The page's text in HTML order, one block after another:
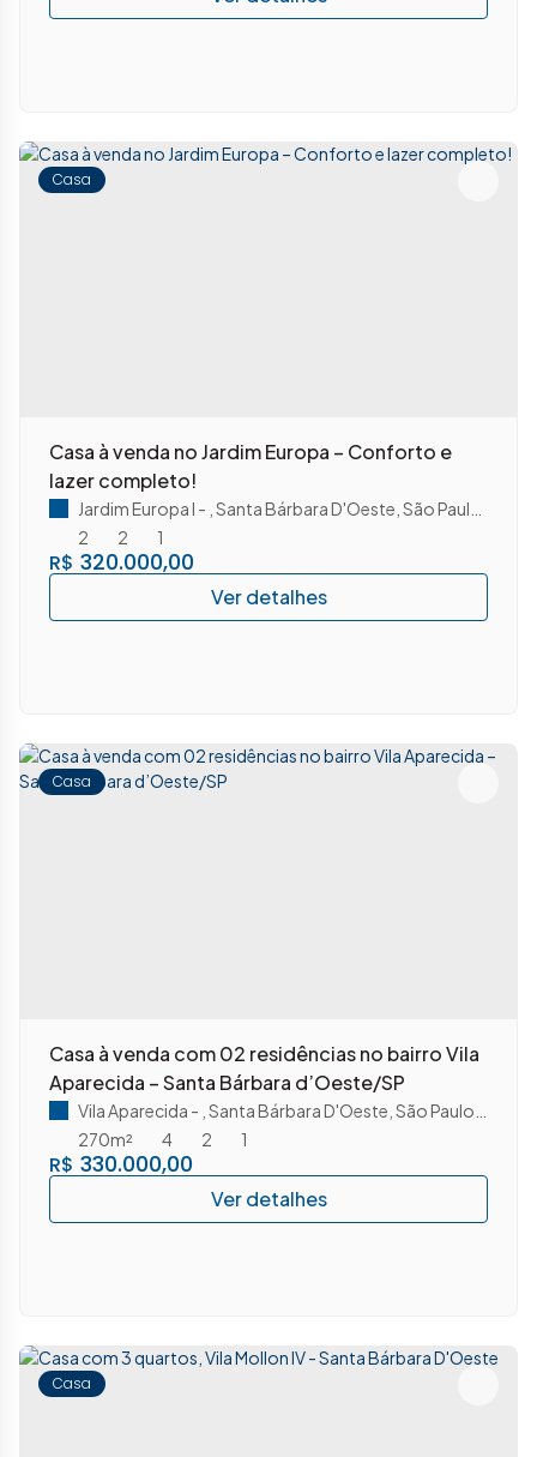
Casa
Casa à venda no Jardim Europa – Conforto e
lazer completo!
R$ 320.000,00
Jardim Europa I Santa Bárbara D'Oeste São Paulo
2
2 1
Casa
Casa à venda com 02 residências no bairro Vila
Aparecida – Santa Bárbara d’Oeste/SP
R$ 330.000,00
Vila Aparecida Santa Bárbara D'Oeste São Paulo
4
2
270m² 1
Casa